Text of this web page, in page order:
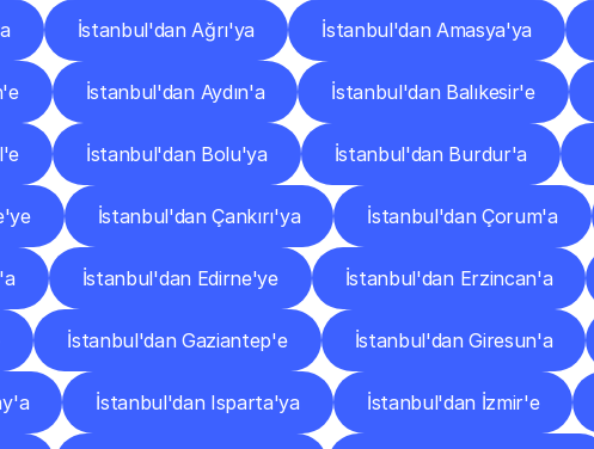
İstanbul'dan Ağrı'ya İstanbul'dan Amasya'ya
İstanbul'dan Aydın'a İstanbul'dan Balıkesir'e
İstanbul'dan Bolu'ya İstanbul'dan Burdur'a
İstanbul'dan Çankırı'ya İstanbul'dan Çorum'a
İstanbul'dan Edirne'ye İstanbul'dan Erzincan'a
İstanbul'dan Gaziantep'e İstanbul'dan Giresun'a
İstanbul'dan Isparta'ya İstanbul'dan İzmir'e